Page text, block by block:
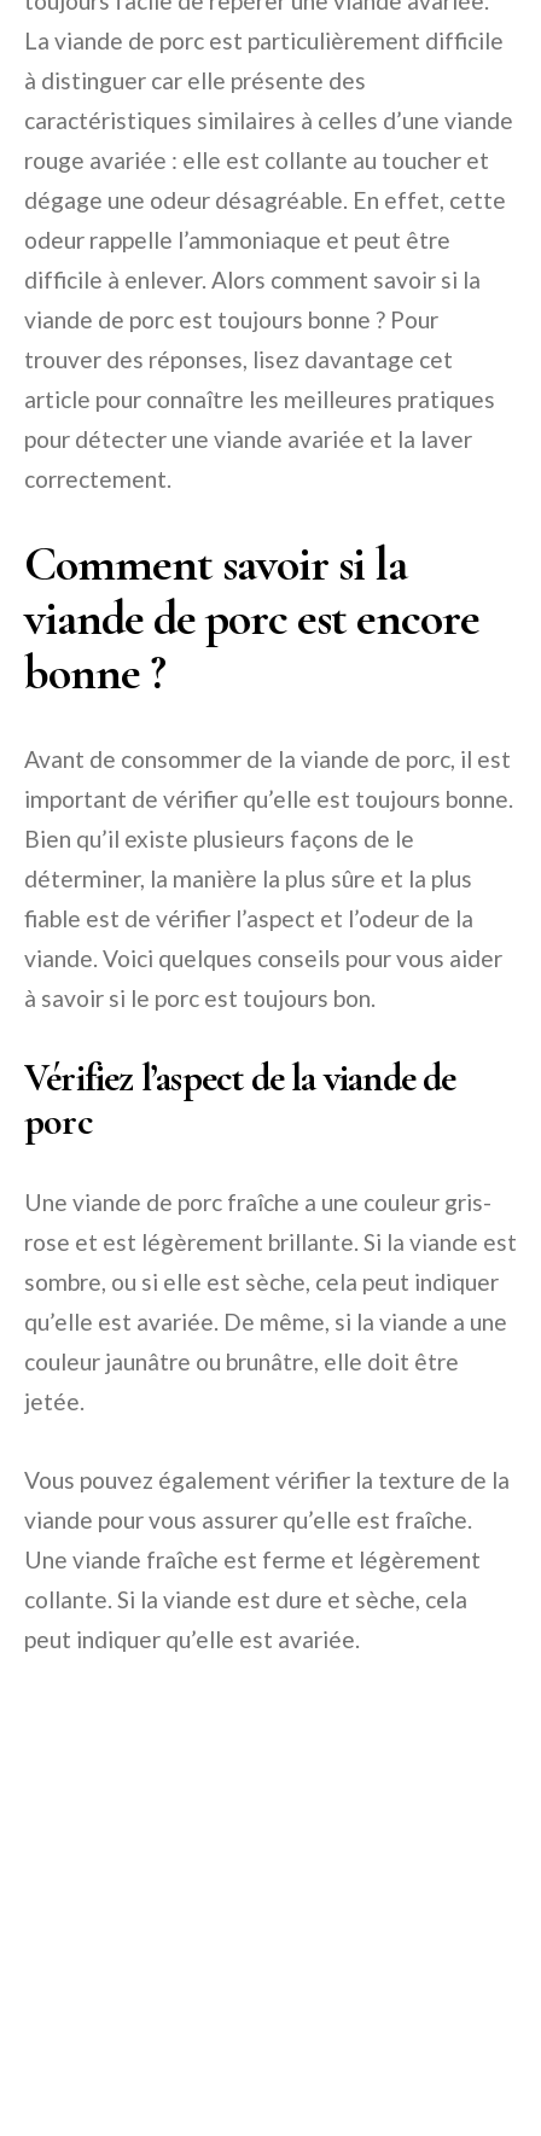
La viande de porc est particulièrement difficile
à distinguer car elle présente des
caractéristiques similaires à celles d’une viande
rouge avariée : elle est collante au toucher et
dégage une odeur désagréable. En effet, cette
odeur rappelle l’ammoniaque et peut être
difficile à enlever. Alors comment savoir si la
viande de porc est toujours bonne ? Pour
trouver des réponses, lisez davantage cet
article pour connaître les meilleures pratiques
pour détecter une viande avariée et la laver
correctement.
Comment savoir si la
viande de porc est encore
bonne ?
Avant de consommer de la viande de porc, il est
important de vérifier qu’elle est toujours bonne.
Bien qu’il existe plusieurs façons de le
déterminer, la manière la plus sûre et la plus
fiable est de vérifier l’aspect et l’odeur de la
viande. Voici quelques conseils pour vous aider
à savoir si le porc est toujours bon.
Vérifiez l’aspect de la viande de
porc
Une viande de porc fraîche a une couleur gris-
rose et est légèrement brillante. Si la viande est
sombre, ou si elle est sèche, cela peut indiquer
qu’elle est avariée. De même, si la viande a une
couleur jaunâtre ou brunâtre, elle doit être
jetée.
Vous pouvez également vérifier la texture de la
viande pour vous assurer qu’elle est fraîche.
Une viande fraîche est ferme et légèrement
collante. Si la viande est dure et sèche, cela
peut indiquer qu’elle est avariée.